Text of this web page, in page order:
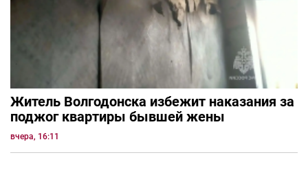
Житель Волгодонска избежит наказания за
поджог квартиры бывшей жены
вчера, 16:11